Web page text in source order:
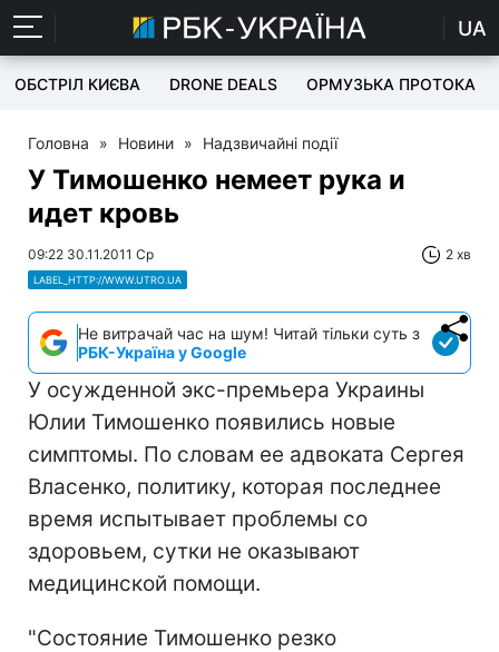
UA
ОБСТРІЛ КИЄВА DRONE DEALS ОРМУЗЬКА ПРОТОКА
Головна » Новини » Надзвичайні події
У Тимошенко немеет рука и
идет кровь
09:22 30.11.2011 Ср 2 хв
LABEL_HTTP://WWW.UTRO.UA
Не витрачай час на шум! Читай тільки суть з
РБК-Україна у Google
У осужденной экс-премьера Украины
Юлии Тимошенко появились новые
симптомы. По словам ее адвоката Сергея
Власенко, политику, которая последнее
время испытывает проблемы со
здоровьем, сутки не оказывают
медицинской помощи.
"Состояние Тимошенко резко